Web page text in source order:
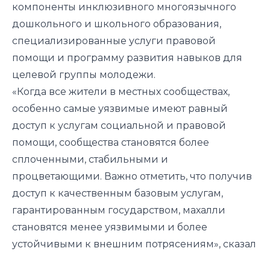
компоненты инклюзивного многоязычного
дошкольного и школьного образования,
специализированные услуги правовой
помощи и программу развития навыков для
целевой группы молодежи.
«Когда все жители в местных сообществах,
особенно самые уязвимые имеют равный
доступ к услугам социальной и правовой
помощи, сообщества становятся более
сплоченными, стабильными и
процветающими. Важно отметить, что получив
доступ к качественным базовым услугам,
гарантированным государством, махалли
становятся менее уязвимыми и более
устойчивыми к внешним потрясениям», сказал